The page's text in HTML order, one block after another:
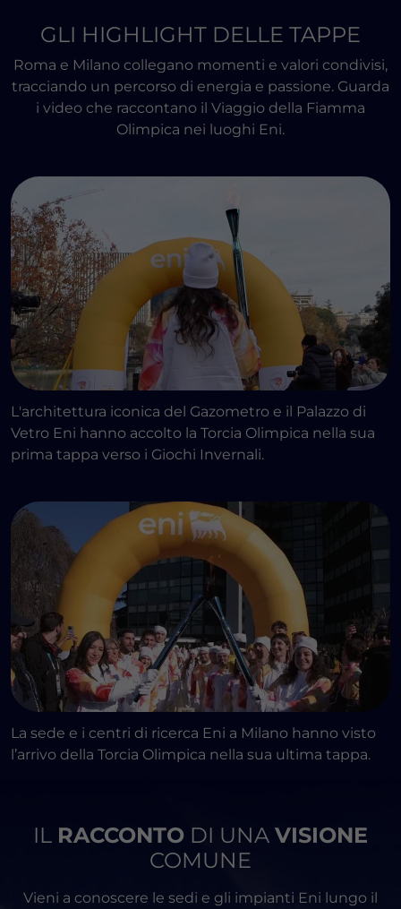
COME FUNZIONA
Seleziona una tappa in evidenza per
esplorare la mappa e scoprire ulteriori
dettagli
Sede Eni nei pressi del percorso
della Fiamma Olimpica
Passaggio nei pressi di una sede
Eni
INIZIA IL PERCORSO
GLI HIGHLIGHT DELLE TAPPE
Roma e Milano collegano momenti e valori condivisi,
tracciando un percorso di energia e passione. Guarda
i video che raccontano il Viaggio della Fiamma
Olimpica nei luoghi Eni.
L'architettura iconica del Gazometro e il Palazzo di
Vetro Eni hanno accolto la Torcia Olimpica nella sua
prima tappa verso i Giochi Invernali.
La sede e i centri di ricerca Eni a Milano hanno visto
l’arrivo della Torcia Olimpica nella sua ultima tappa.
IL RACCONTO DI UNA VISIONE
COMUNE
Vieni a conoscere le sedi e gli impianti Eni lungo il